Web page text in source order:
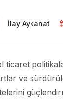
İlay Aykanat
ticaret
ve